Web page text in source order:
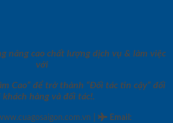
nâng cao chất lượng dịch vụ & làm việc
với
Cao” để trở thành “Đối tác tin cậy” đối
khách hàng và đối tác!.
Email :